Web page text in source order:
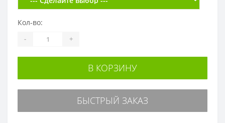
Кол-во:
- +
В КОРЗИНУ
БЫСТРЫЙ ЗАКАЗ